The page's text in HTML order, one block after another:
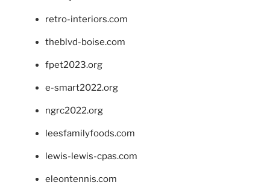
retro-interiors.com
theblvd-boise.com
fpet2023.org
e-smart2022.org
ngrc2022.org
leesfamilyfoods.com
lewis-lewis-cpas.com
eleontennis.com